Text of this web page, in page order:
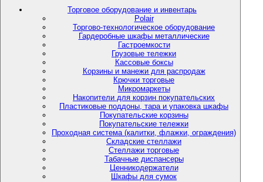
Торговое оборудование и инвентарь
Polair
Торгово-технологическое оборудование
Гардеробные шкафы металлические
Гастроемкости
Грузовые тележки
Кассовые боксы
Корзины и манежи для распродаж
Крючки торговые
Микромаркеты
Накопители для корзин покупательских
Пластиковые поддоны, тара и упаковка шкафы
Покупательские корзины
Покупательские тележки
Проходная система (калитки, флажки, ограждения)
Складские стеллажи
Стеллажи торговые
Табачные диспансеры
Ценникодержатели
Шкафы для сумок